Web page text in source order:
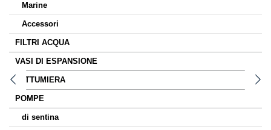
Marine
Accessori
FILTRI ACQUA
VASI DI ESPANSIONE
PATTUMIERA
POMPE
di sentina